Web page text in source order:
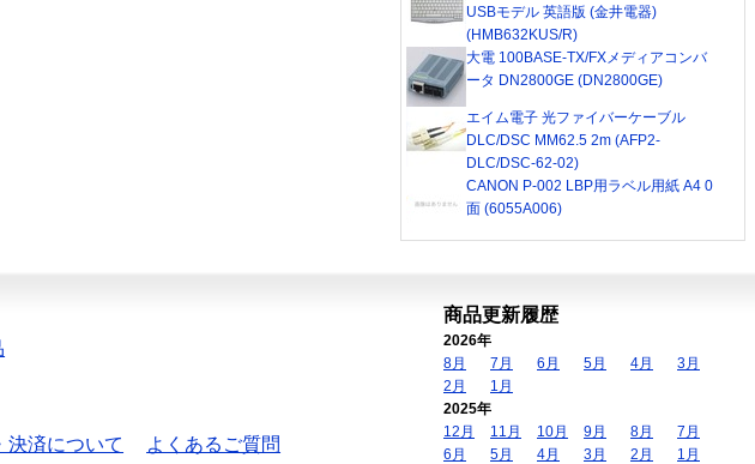
USBモデル 英語版 (金井電器)
(HMB632KUS/R)
大電 100BASE-TX/FXメディアコンバ
ータ DN2800GE (DN2800GE)
エイム電子 光ファイバーケーブル
DLC/DSC MM62.5 2m (AFP2-
DLC/DSC-62-02)
CANON P-002 LBP用ラベル用紙 A4 0
面 (6055A006)
決済について
よくあるご質問
商品更新履歴
2026年
8月
7月 6月 5月 4月
3月
2月
1月
2025年
12月
11月 10月 9月 8月
7月
6月
5月 4月 3月 2月
1月